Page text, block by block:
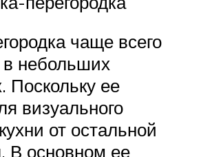
чаще всего
в небольших
Поскольку ее
визуального
от остальной
В основном ее